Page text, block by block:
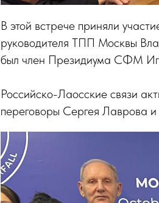
В этой встрече приняли
руководителя ТПП Москвы
был член Президиума СФМ
Российско-Лаосские связи
переговоры Сергея